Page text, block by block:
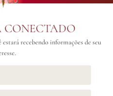
CONECTADO
estará recebendo informações de seu